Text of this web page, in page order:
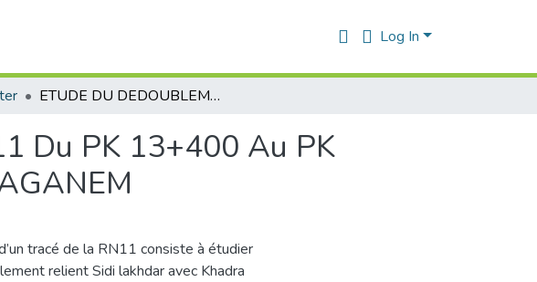
Log In
ETUDE DU DEDOUBLEMENT DE LA RN 11 Du PK 13+400 Au PK 17+400 SIDI LAKHDER - KHADRA MOSTAGANEM
Du PK 13+400 Au PK
tracé de la RN11 consiste à étudier
relient Sidi lakhdar avec Khadra